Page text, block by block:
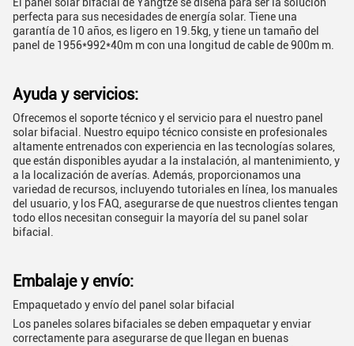
perfecta para sus necesidades de energía solar. Tiene una
garantía de 10 años, es ligero en 19.5kg, y tiene un tamaño del
panel de 1956*992*40m m con una longitud de cable de 900m m.
Ayuda y servicios:
Ofrecemos el soporte técnico y el servicio para el nuestro panel
solar bifacial. Nuestro equipo técnico consiste en profesionales
altamente entrenados con experiencia en las tecnologías solares,
que están disponibles ayudar a la instalación, al mantenimiento, y
a la localización de averías. Además, proporcionamos una
variedad de recursos, incluyendo tutoriales en línea, los manuales
del usuario, y los FAQ, asegurarse de que nuestros clientes tengan
todo ellos necesitan conseguir la mayoría del su panel solar
bifacial.
Embalaje y envío:
Empaquetado y envío del panel solar bifacial
Los paneles solares bifaciales se deben empaquetar y enviar
correctamente para asegurarse de que llegan en buenas